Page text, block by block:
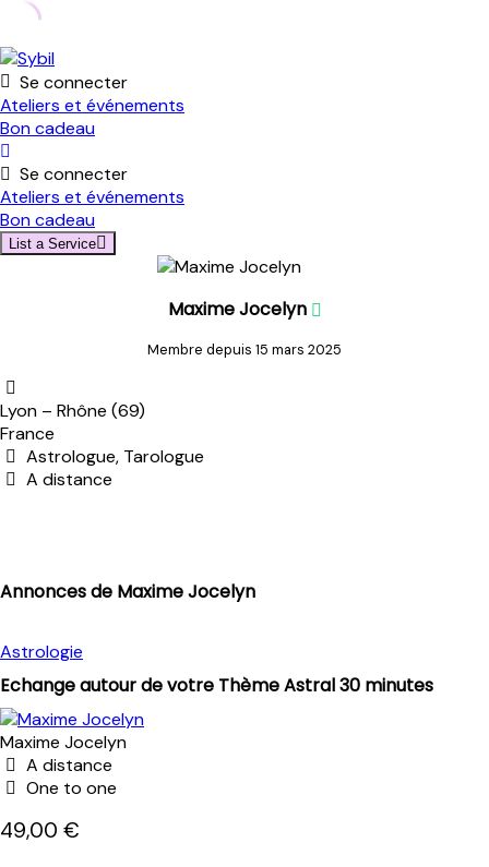
Skip
to
content
Se connecter
Ateliers et événements
Bon cadeau
Se connecter
Ateliers et événements
Bon cadeau
List a Service
Maxime Jocelyn
Membre depuis 15 mars 2025
Lyon – Rhône (69)
France
Astrologue, Tarologue
A distance
Annonces de Maxime Jocelyn
Astrologie
Echange autour de votre Thème Astral 30 minutes
Maxime Jocelyn
A distance
One to one
49,00 €